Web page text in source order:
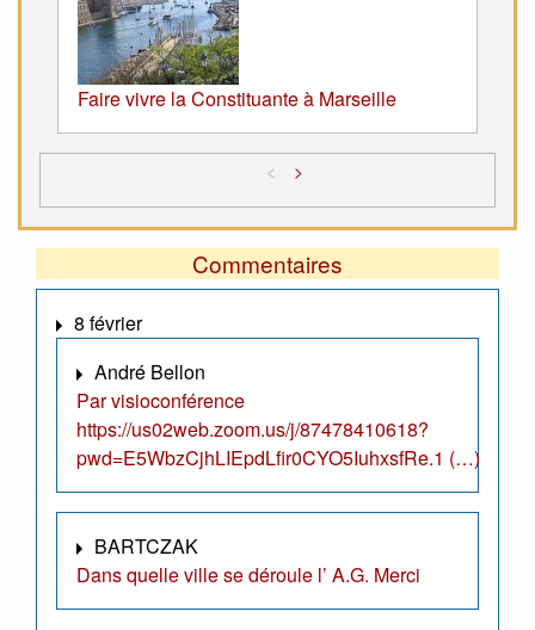
Faire vivre la Constituante à Marseille
< >
Commentaires
8 février
André Bellon
Par visioconférence
https://us02web.zoom.us/j/87478410618?
pwd=E5WbzCjhLIEpdLfir0CYO5IuhxsfRe.1 (…)
BARTCZAK
Dans quelle ville se déroule l’ A.G. Merci